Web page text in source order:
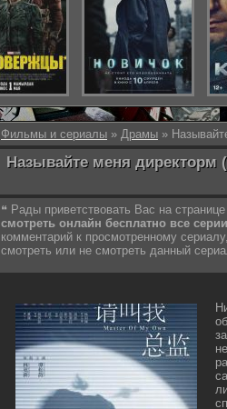
Фильмы и сериалы » Драмы »
Называйте меня директорм
❝ Рады приветствовать Вас на
смотреть онлайн бесплатно все
комментарий к просмотренному
смотреть или не смотреть данный